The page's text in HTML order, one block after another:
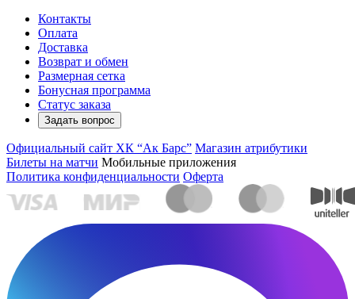
Контакты
Оплата
Доставка
Возврат и обмен
Размерная сетка
Бонусная программа
Статус заказа
Задать вопрос
Официальный сайт ХК “Ак Барс” Магазин атрибутики
Билеты на матчи Мобильные приложения
Политика конфиденциальности Оферта